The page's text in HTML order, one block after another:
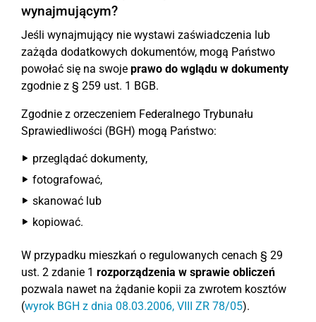
wynajmującym?
Jeśli wynajmujący nie wystawi zaświadczenia lub
zażąda dodatkowych dokumentów, mogą Państwo
powołać się na swoje prawo do wglądu w dokumenty
zgodnie z § 259 ust. 1 BGB.
Zgodnie z orzeczeniem Federalnego Trybunału
Sprawiedliwości (BGH) mogą Państwo:
przeglądać dokumenty,
fotografować,
skanować lub
kopiować.
W przypadku mieszkań o regulowanych cenach § 29
ust. 2 zdanie 1 rozporządzenia w sprawie obliczeń
pozwala nawet na żądanie kopii za zwrotem kosztów
(wyrok BGH z dnia 08.03.2006, VIII ZR 78/05).